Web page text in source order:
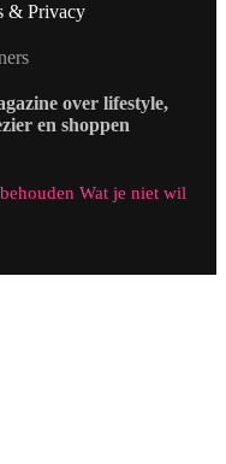
& Privacy
over lifestyle,
en shoppen
Wat je niet wil